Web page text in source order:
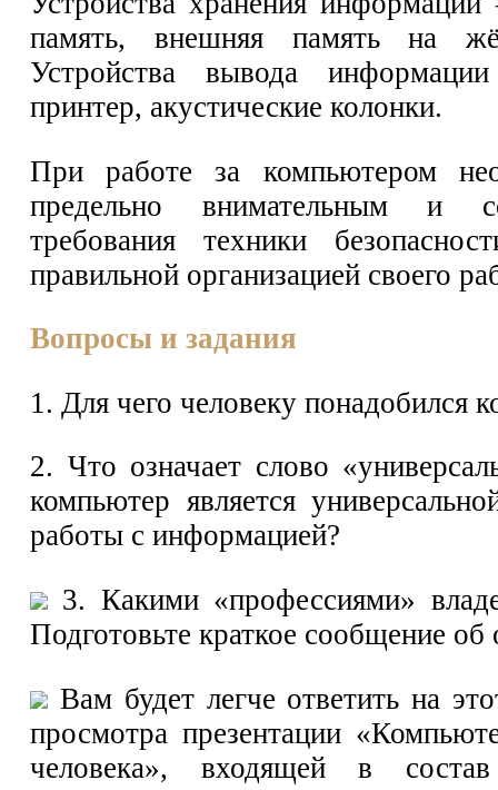
память, внешняя память на
Устройства вывода
принтер, акустические колонки.
При работе за компьютером
предельно внимательным и
требования техники
правильной организацией своего
Вопросы и задания
1. Для чего человеку понадобился
2. Что означает слово
компьютер является
работы с информацией?
3. Какими «профессиями»
Подготовьте краткое сообщение об
Вам будет легче ответить на
просмотра презентации
человека», входящей в состав